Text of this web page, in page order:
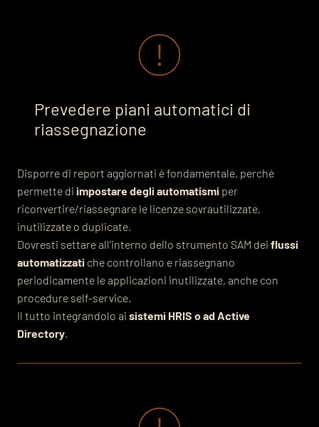
Prevedere piani automatici di
riassegnazione
Disporre di report aggiornati è fondamentale, perché
permette di impostare degli automatismi per
riconvertire/riassegnare le licenze sovrautilizzate,
inutilizzate o duplicate.
Dovresti settare all’interno dello strumento SAM dei flussi
automatizzati che controllano e riassegnano
periodicamente le applicazioni inutilizzate, anche con
procedure self-service.
Il tutto integrandolo ai sistemi HRIS o ad Active
Directory.